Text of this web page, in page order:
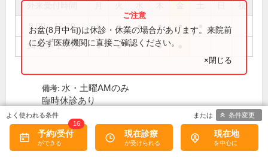
祝
9:00～12:20 ● ● ● ● ●
14:00～18:00 ● ● ●
お盆(8月中旬)は休診・休業の場合があります。来院前
に必ず医療機関に直接ご確認ください。
×閉じる
備考: 水・土曜AMのみ
臨時休診あり
休診日: 日、祝
予約/受付
16
現在診療 現在地
条件変更